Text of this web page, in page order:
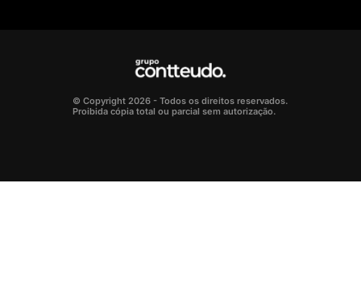
© Copyright 2026 - Todos os direitos reservados.
Proibida cópia total ou parcial sem autorização.